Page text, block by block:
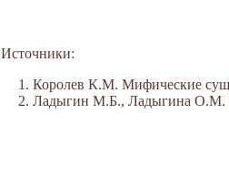
Источники:
Королев К.М. Мифические
Ладыгин М.Б., Ладыгина О.М.